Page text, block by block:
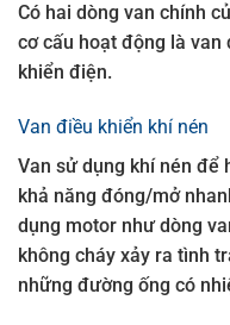
Có hai dòng van chính
cơ cấu hoạt động là
khiển điện.
Van điều khiển khí nén
Van sử dụng khí nén để
khả năng đóng/mở
dụng motor như dòng
không cháy xảy ra tình
những đường ống có